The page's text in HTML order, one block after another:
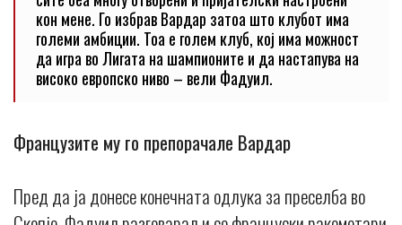
кон мене. Го избрав Вардар затоа што клубот има
големи амбиции. Тоа е голем клуб, кој има можност
да игра во Лигата на шампионите и да настапува на
високо европско ниво – вели Фадуил.
Французите му го препорачале Вардар
Пред да ја донесе конечната одлука за преселба во